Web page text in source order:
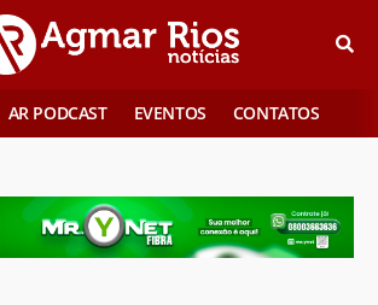
AR PODCAST EVENTOS CONTATOS